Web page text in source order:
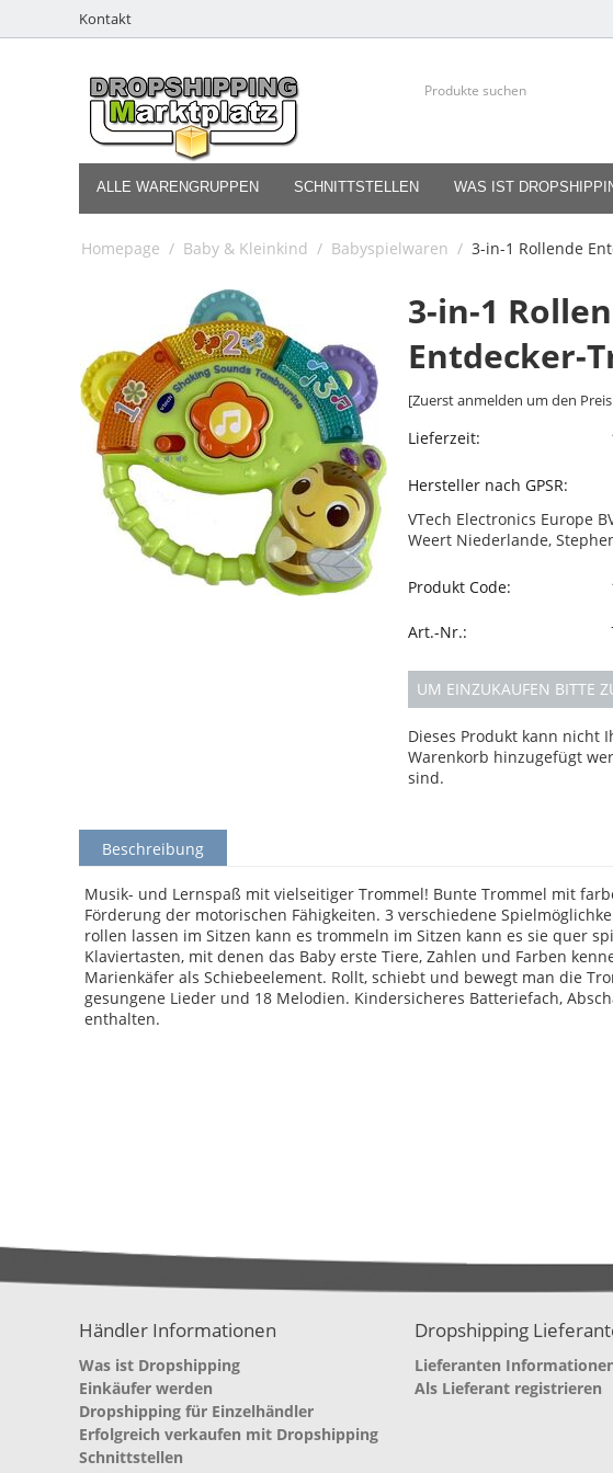
Kontakt
ALLE WARENGRUPPEN SCHNITTSTELLEN WAS IST
Homepage / Baby & Kleinkind / Babyspielwaren / 3-in-1 Rollende
3-in-1
Entdecker-
[Zuerst anmelden um den
Lieferzeit:
Hersteller nach GPSR:
VTech Electronics Europe
Weert Niederlande,
Produkt Code:
Art.-Nr.:
UM EINZUKAUFEN BITTE
Dieses Produkt kann nicht
Warenkorb hinzugefügt
sind.
Beschreibung
Musik- und Lernspaß mit vielseitiger Trommel! Bunte Trommel mit
Förderung der motorischen Fähigkeiten. 3 verschiedene
rollen lassen im Sitzen kann es trommeln im Sitzen kann es sie quer
Klaviertasten, mit denen das Baby erste Tiere, Zahlen und Farben
Marienkäfer als Schiebeelement. Rollt, schiebt und bewegt man die
gesungene Lieder und 18 Melodien. Kindersicheres Batteriefach,
enthalten.
Händler Informationen
Was ist Dropshipping
Einkäufer werden
Dropshipping für Einzelhändler
Erfolgreich verkaufen mit Dropshipping
Schnittstellen
Dropshipping
Lieferanten
Als Lieferant registrieren